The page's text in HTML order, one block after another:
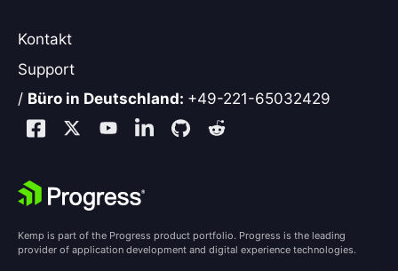
Kontakt
Support
/ Büro in Deutschland: +49-221-65032429
Kemp is part of the Progress product portfolio. Progress is the leading
provider of application development and digital experience technologies.